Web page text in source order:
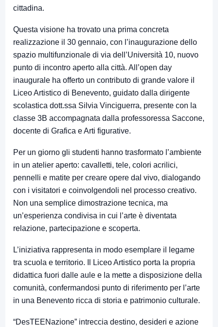
cittadina.
Questa visione ha trovato una prima concreta
realizzazione il 30 gennaio, con l’inaugurazione dello
spazio multifunzionale di via dell’Università 10, nuovo
punto di incontro aperto alla città. All’open day
inaugurale ha offerto un contributo di grande valore il
Liceo Artistico di Benevento, guidato dalla dirigente
scolastica dott.ssa Silvia Vinciguerra, presente con la
classe 3B accompagnata dalla professoressa Saccone,
docente di Grafica e Arti figurative.
Per un giorno gli studenti hanno trasformato l’ambiente
in un atelier aperto: cavalletti, tele, colori acrilici,
pennelli e matite per creare opere dal vivo, dialogando
con i visitatori e coinvolgendoli nel processo creativo.
Non una semplice dimostrazione tecnica, ma
un’esperienza condivisa in cui l’arte è diventata
relazione, partecipazione e scoperta.
L’iniziativa rappresenta in modo esemplare il legame
tra scuola e territorio. Il Liceo Artistico porta la propria
didattica fuori dalle aule e la mette a disposizione della
comunità, confermandosi punto di riferimento per l’arte
in una Benevento ricca di storia e patrimonio culturale.
“DesTEENazione” intreccia destino, desideri e azione